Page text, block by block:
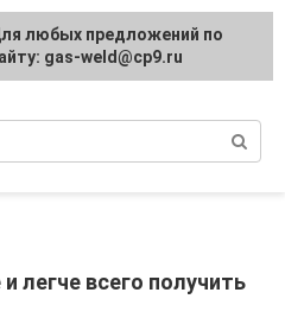
консультации
легче всего получить
любых предложений по
gas-weld@cp9.ru